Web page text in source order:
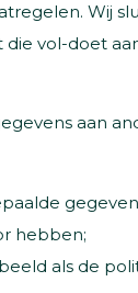
Wij
vol-doet
aan
hebben;
als de